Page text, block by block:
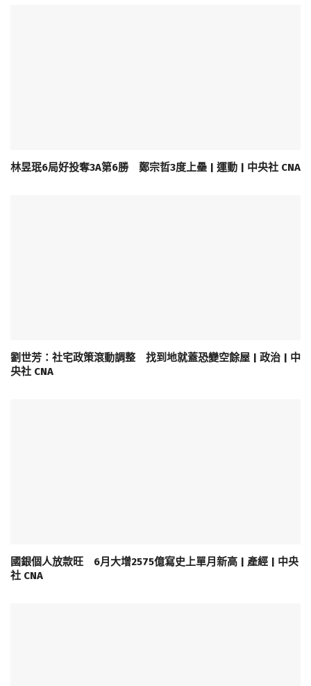
林昱珉6局好投奪3A第6勝 鄭宗哲3度上壘 | 運動 | 中央社 CNA
劉世芳：社宅政策滾動調整 找到地就蓋恐變空餘屋 | 政治 | 中
央社 CNA
國銀個人放款旺 6月大增2575億寫史上單月新高 | 產經 | 中央
社 CNA